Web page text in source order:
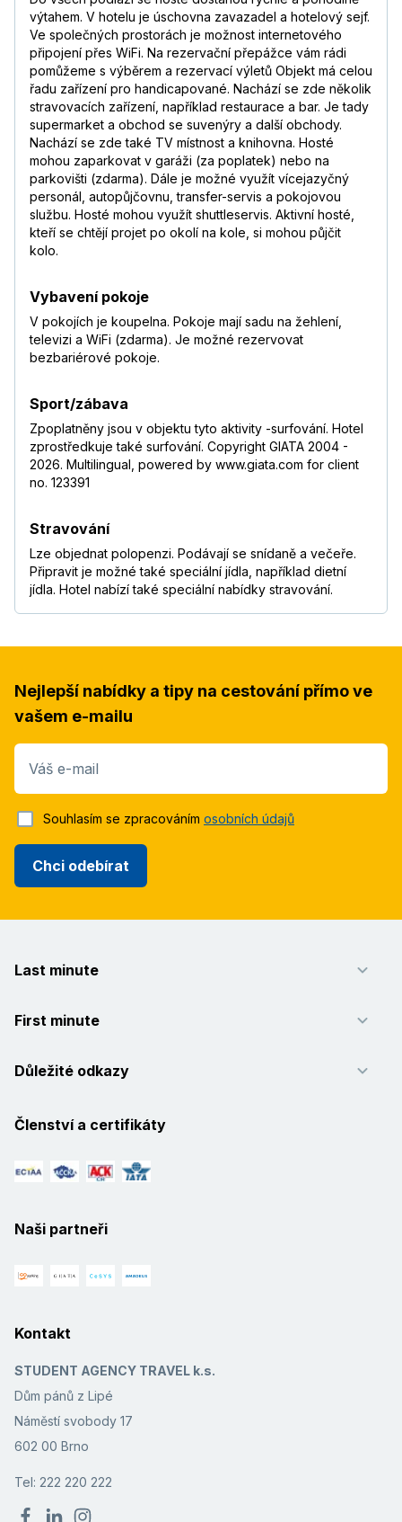
výtahem. V hotelu je úschovna zavazadel a hotelový sejf.
Ve společných prostorách je možnost internetového
připojení přes WiFi. Na rezervační přepážce vám rádi
pomůžeme s výběrem a rezervací výletů Objekt má celou
řadu zařízení pro handicapované. Nachází se zde několik
stravovacích zařízení, například restaurace a bar. Je tady
supermarket a obchod se suvenýry a další obchody.
Nachází se zde také TV místnost a knihovna. Hosté
mohou zaparkovat v garáži (za poplatek) nebo na
parkovišti (zdarma). Dále je možné využít vícejazyčný
personál, autopůjčovnu, transfer-servis a pokojovou
službu. Hosté mohou využít shuttleservis. Aktivní hosté,
kteří se chtějí projet po okolí na kole, si mohou půjčit
kolo.
Vybavení pokoje
V pokojích je koupelna. Pokoje mají sadu na žehlení,
televizi a WiFi (zdarma). Je možné rezervovat
bezbariérové pokoje.
Sport/zábava
Zpoplatněny jsou v objektu tyto aktivity -surfování. Hotel
zprostředkuje také surfování. Copyright GIATA 2004 -
2026. Multilingual, powered by www.giata.com for client
no. 123391
Stravování
Lze objednat polopenzi. Podávají se snídaně a večeře.
Připravit je možné také speciální jídla, například dietní
jídla. Hotel nabízí také speciální nabídky stravování.
Nejlepší nabídky a tipy na cestování přímo ve
vašem e-mailu
Váš e-mail
Chci odebírat
Souhlasím se zpracováním osobních údajů
Last minute
First minute
Důležité odkazy
Členství a certifikáty
Naši partneři
Kontakt
STUDENT AGENCY TRAVEL k.s.
Dům pánů z Lipé
Náměstí svobody 17
602 00 Brno
Tel: 222 220 222